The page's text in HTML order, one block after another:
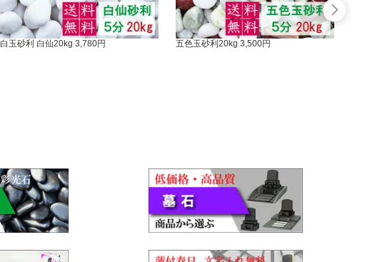
白玉砂利 白仙20kg 3,780円 五色玉砂利20kg 3,500円